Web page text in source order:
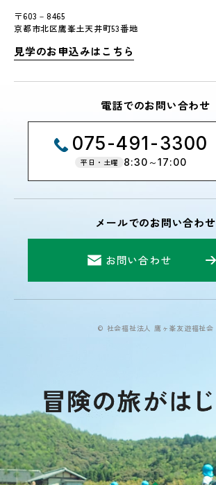
〒603－8465
京都市北区鷹峯土天井町53番地
見学のお申込みはこちら
電話でのお問い合わせ
075-491-3300
平日・土曜 8:30～17:00
メールでのお問い合わせ
お問い合わせ
© 社会福祉法人 鷹ヶ峯友遊福祉会